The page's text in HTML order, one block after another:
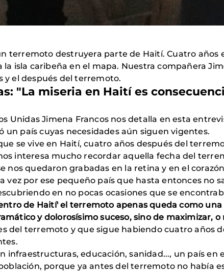
terremoto destruyera parte de Haití. Cuatro años
isla caribeña en el mapa. Nuestra compañera
y el después del terremoto.
"La miseria en Haití es
Unidas Jimena Francos nos detalla en esta
país cuyas necesidades aún siguen vigentes.
se vive en Haití, cuatro años después del
interesa mucho recordar aquella fecha del
nos quedaron grabadas en la retina y en el
por ese pequeño país que hasta entonces no
en no pocas ocasiones que se
de Haití' el terremoto apenas queda como
y dolorosísimo suceso, sino de maximizar,
del terremoto y que sigue habiendo cuatro años
infraestructuras, educación, sanidad..., un país en
porque ya antes del terremoto no había